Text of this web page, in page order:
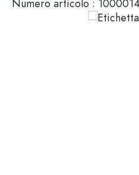
Packaging cosmetici
Numero articolo :